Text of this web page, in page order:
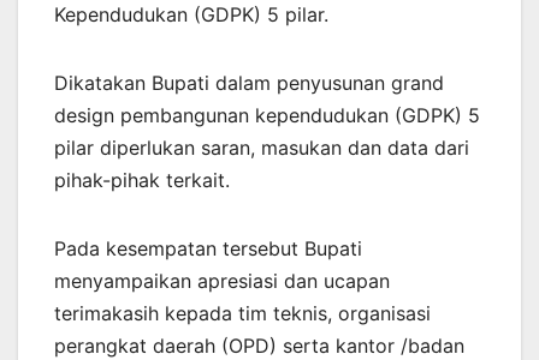
Kependudukan (GDPK) 5 pilar.
Dikatakan Bupati dalam penyusunan grand
design pembangunan kependudukan (GDPK) 5
pilar diperlukan saran, masukan dan data dari
pihak-pihak terkait.
Pada kesempatan tersebut Bupati
menyampaikan apresiasi dan ucapan
terimakasih kepada tim teknis, organisasi
perangkat daerah (OPD) serta kantor /badan